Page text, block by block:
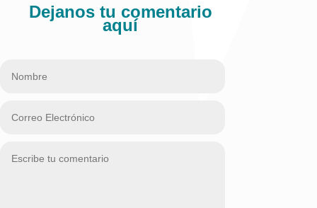
Dejanos tu comentario
aquí